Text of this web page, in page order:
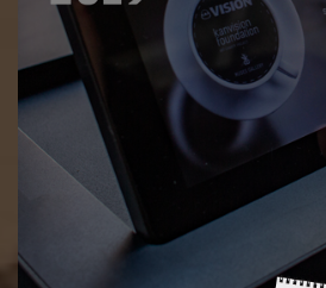
East Design Days 2019 w Białymstoku